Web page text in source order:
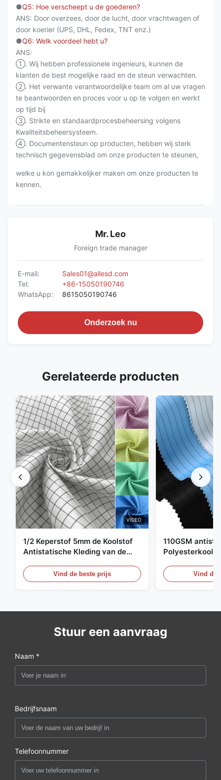
●Q5: Hoe verscheept u de goederen?
ANS: Door overzees, door de lucht, door vrachtwagen of
door koerier (UPS, DHL, Fedex, TNT enz.)
●Q6: Welk voordeel hebt u?
ANS:
①. Wij hebben professionele ingenieurs, kunnen de
klanten de best mogelijke raad en de steun verwachten.
②. Het verwante verantwoordelijke team om al uw vragen
te beantwoorden en proces voor u op te volgen en werkt
op tijd bij
③. Strikte en standaardprocesbeheersing volgens
Kwaliteitsbeheersysteem.
④. Documentensteun op producten, hebben wij sterk
technisch gegevensblad om onze producten te steunen,
welke u kon gemakkelijker maken om onze producten te
kennen.
Mr. Leo
Foreign trade manager
E-mail:
Sales01@allesd.com
Tel:
+86-15050190746
WhatsApp:
8615050190746
Onderzoek nu
Gerelateerde producten
VIDEO
1/2 Keperstof 5mm de Koolstof
Antistatische Kleding van de
Vind de beste prijs
110GSM
Vind de
Stuur een aanvraag
Naam *
Bedrijfsnaam
Telefoonnummer